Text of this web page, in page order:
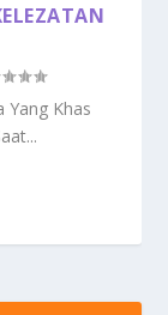
Yang Khas